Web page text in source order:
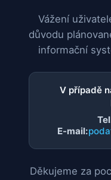
Vážení
důvodu
informační
V případě
E-mail:
Děkujeme za